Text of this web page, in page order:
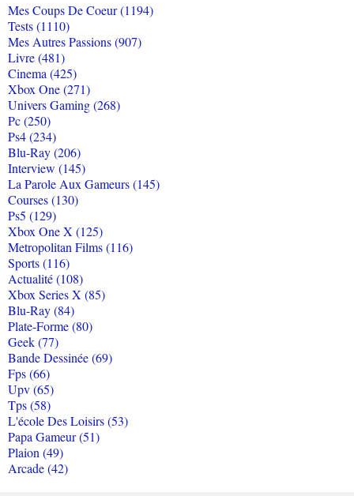
Mes Coups De Coeur (1194)
Tests (1110)
Mes Autres Passions (907)
Livre (481)
Cinema (425)
Xbox One (271)
Univers Gaming (268)
Pc (250)
Ps4 (234)
Blu-Ray (206)
Interview (145)
La Parole Aux Gameurs (145)
Courses (130)
Ps5 (129)
Xbox One X (125)
Metropolitan Films (116)
Sports (116)
Actualité (108)
Xbox Series X (85)
Blu-Ray (84)
Plate-Forme (80)
Geek (77)
Bande Dessinée (69)
Fps (66)
Upv (65)
Tps (58)
L'école Des Loisirs (53)
Papa Gameur (51)
Plaion (49)
Arcade (42)